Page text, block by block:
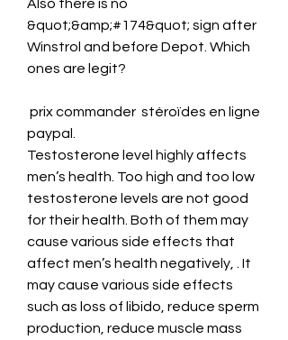
Also there is no
&quot;&amp;#174&quot; sign after
Winstrol and before Depot. Which
ones are legit?
paypal.
Testosterone level highly affects
men’s health. Too high and too low
testosterone levels are not good
for their health. Both of them may
cause various side effects that
affect men’s health negatively, . It
may cause various side effects
such as loss of libido, reduce sperm
production, reduce muscle mass